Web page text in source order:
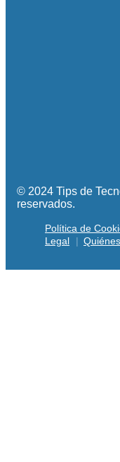
© 2024 Tips de
reservados.
Política de
Legal